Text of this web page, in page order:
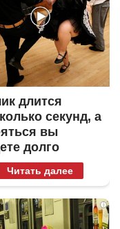
длится
секунд, а
вы
долго
Читать далее
i